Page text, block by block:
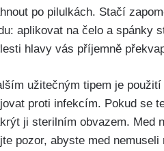
po pilulkách. Stačí
aplikovat na čelo a spánky
hlavy vás příjemně
užitečným tipem je
proti infekcím. Pokud se
ji sterilním obvazem. Med
pozor, abyste med